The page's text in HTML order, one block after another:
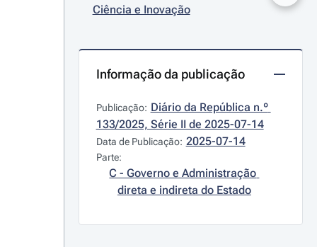
Ciência e Inovação
Informação da publicação
Publicação: Diário da República n.º
133/2025, Série II de 2025-07-14
Data de Publicação: 2025-07-14
Parte:
C - Governo e Administração
direta e indireta do Estado